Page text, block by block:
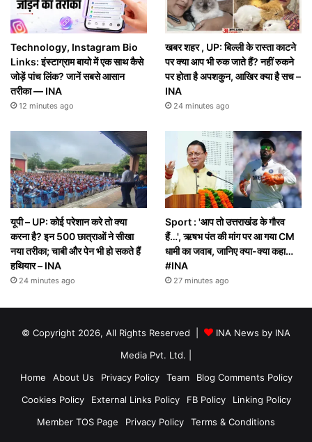
Technology, Instagram Bio
Links: इंस्टाग्राम बायो में एक साथ कैसे
जोड़ें पांच लिंक? जानें सबसे आसान
तरीका — INA
12 minutes ago
खबर शहर , UP: बिल्ली के रास्ता काटने
पर क्या आप भी रुक जाते हैं? नहीं रुकने
पर होता है अपशकुन, आखिर क्या है सच –
INA
24 minutes ago
यूपी – UP: कोई परेशान करे तो क्या
करना है? इन 500 छात्राओं ने सीखा
नया तरीका; चाबी और पेन भी हो सकते हैं
हथियार – INA
24 minutes ago
Sport : 'आप तो उत्तराखंड के गौरव
हैं…', ऋषभ पंत की मांग पर आ गया CM
धामी का जवाब, जानिए क्या-क्या कहा…
#INA
27 minutes ago
© Copyright 2026, All Rights Reserved |
INA News by INA
Media Pvt. Ltd.
Home
About Us Privacy Policy Team
Blog Comments Policy
Cookies Policy
External Links Policy FB Policy
Linking Policy
Member TOS Page
Privacy Policy Terms & Conditions